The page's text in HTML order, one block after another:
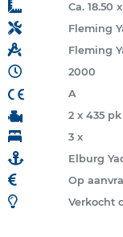
Ca. 18.50
Fleming
Fleming
2000
A
2 x 435
3 x
Elburg
Op
Verkocht